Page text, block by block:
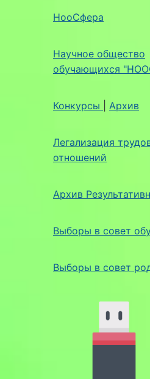
НооСфера
Научное общество
обучающихся
Конкурсы Архив
Легализация
отношений
Архив
Выборы в совет
Выборы в совет